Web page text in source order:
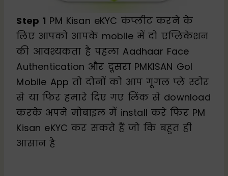
Step 1 PM Kisan eKYC कंप्लीट करने के
लिए आपको आपके mobile में दो एप्लिकेशन
की आवश्यकता है पहला Aadhaar Face
Authentication और दूसरा PMKISAN GoI
Mobile App तो दोनों को आप गूगल प्ले स्टोर
से या फिर हमारे दिए गए लिंक से download
करके अपने मोबाइल में install करे फिर PM
Kisan eKYC कर सकते हैं जो कि बहुत ही
आसान है